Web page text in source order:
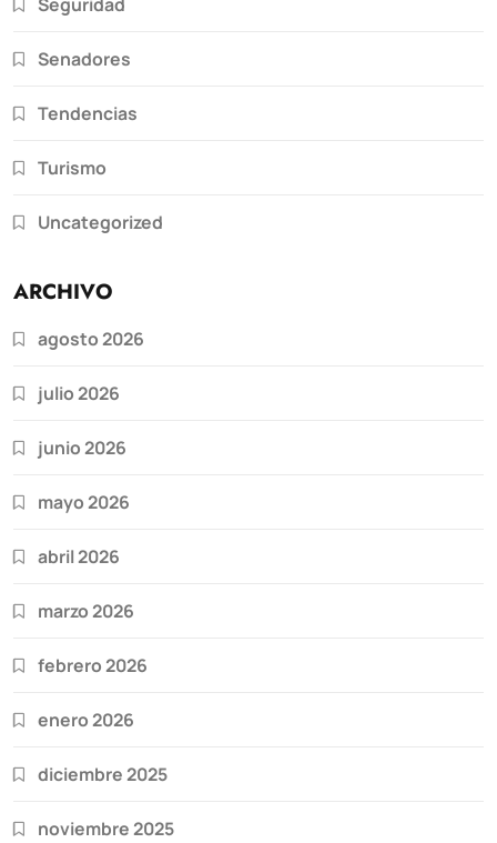
Seguridad
Senadores
Tendencias
Turismo
Uncategorized
ARCHIVO
agosto 2026
julio 2026
junio 2026
mayo 2026
abril 2026
marzo 2026
febrero 2026
enero 2026
diciembre 2025
noviembre 2025